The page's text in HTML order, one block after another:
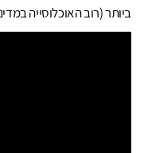
ביותר (רוב האוכלוסייה